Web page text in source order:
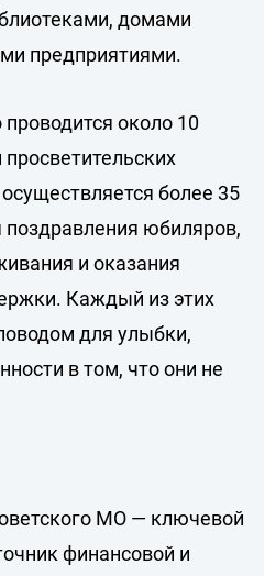
домами
предприятиями.
около 10
более 35
юбиляров,
и оказания
Каждый из этих
для улыбки,
в том, что они не
МО — ключевой
финансовой и